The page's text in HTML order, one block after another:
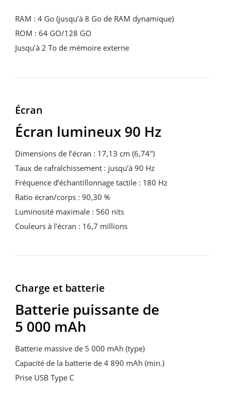
RAM : 4 Go (jusqu’à 8 Go de RAM dynamique)
ROM : 64 GO/128 GO
Jusqu’à 2 To de mémoire externe
Écran
Écran lumineux 90 Hz
Dimensions de l’écran : 17,13 cm (6,74'')
Taux de rafraîchissement : jusqu’à 90 Hz
Fréquence d’échantillonnage tactile : 180 Hz
Ratio écran/corps : 90,30 %
Luminosité maximale : 560 nits
Couleurs à l’écran : 16,7 millions
Charge et batterie
Batterie puissante de
5 000 mAh
Batterie massive de 5 000 mAh (type)
Capacité de la batterie de 4 890 mAh (min.)
Prise USB Type C